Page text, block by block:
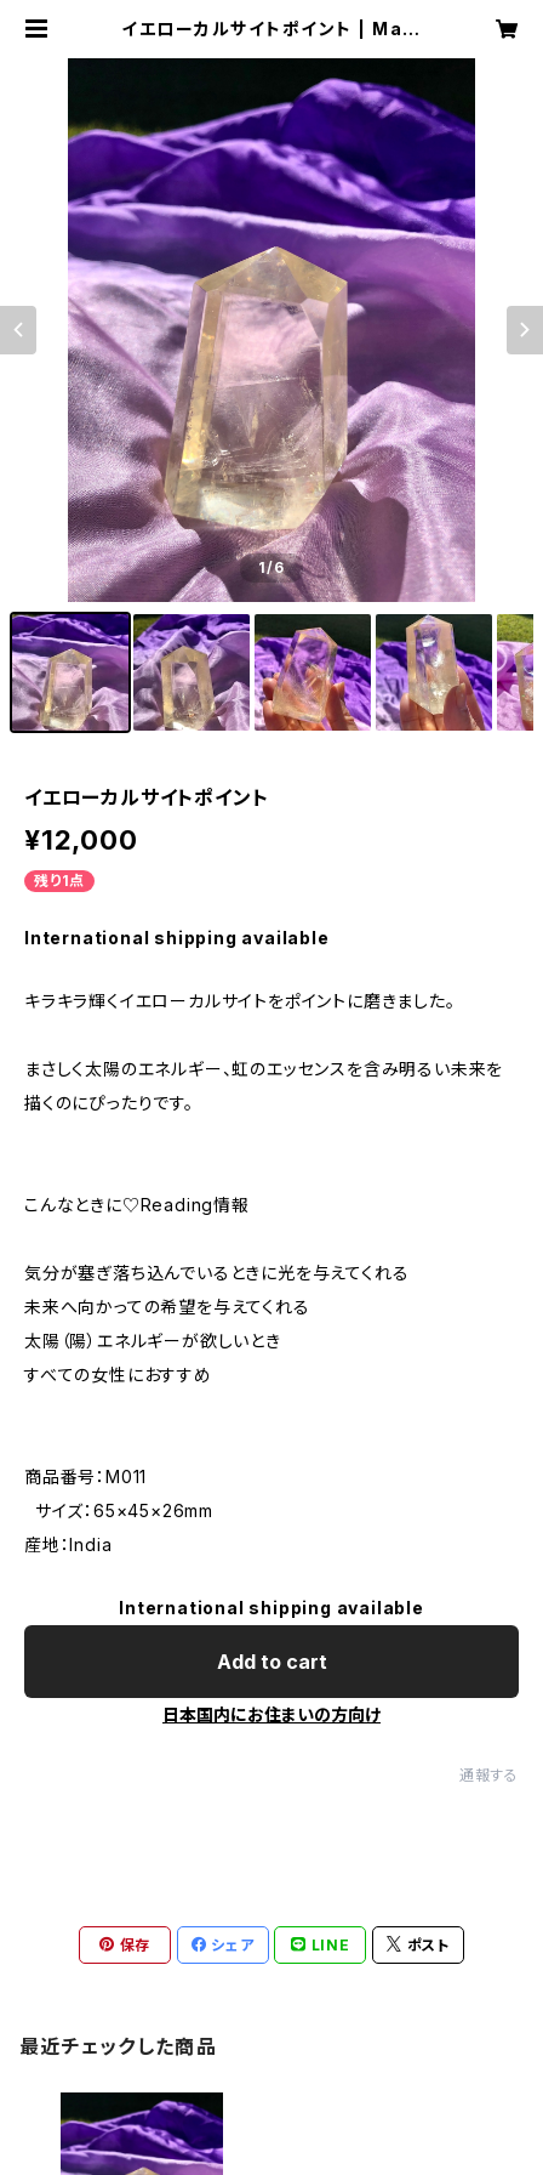
イエローカルサイトポイント | Magi
1/6
イエローカルサイトポイント
¥12,000
残り1点
International shipping available
キラキラ輝くイエローカルサイトをポイントに磨きました。
まさしく太陽のエネルギー、虹のエッセンスを含み明るい未来を
描くのにぴったりです。
こんなときに♡Reading情報
気分が塞ぎ落ち込んでいるときに光を与えてくれる
未来へ向かっての希望を与えてくれる
太陽（陽）エネルギーが欲しいとき
すべての女性におすすめ
商品番号：M011
サイズ：65×45×26mm
産地：India
International shipping available
Add to cart
日本国内にお住まいの方向け
通報する
保存 シェア LINE ポスト
最近チェックした商品